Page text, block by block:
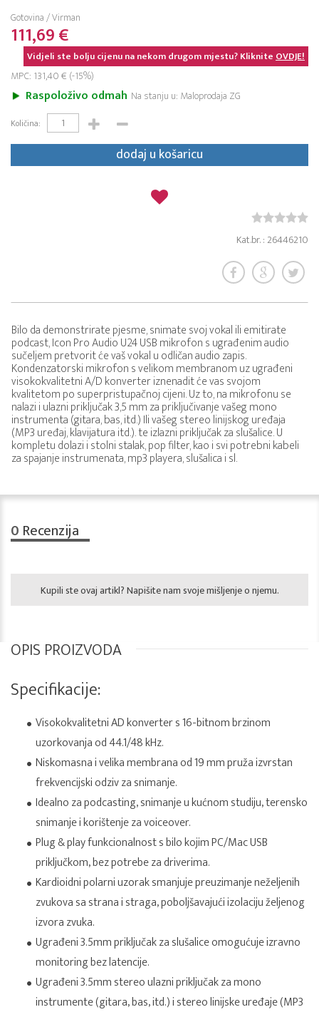
Gotovina / Virman
111,69 €
Vidjeli ste bolju cijenu na nekom drugom mjestu? KlikniteOVDJE!
MPC: 131,40 € (-15%)
Raspoloživo odmah Na stanju u: Maloprodaja ZG
Količina:
dodaj u košaricu
Kat.br. : 26446210
Bilo da demonstrirate pjesme, snimate svoj vokal ili emitirate
podcast, Icon Pro Audio U24 USB mikrofon s ugrađenim audio
sučeljem pretvorit će vaš vokal u odličan audio zapis.
Kondenzatorski mikrofon s velikom membranom uz ugrađeni
visokokvalitetni A/D konverter iznenadit će vas svojom
kvalitetom po superpristupačnoj cijeni. Uz to, na mikrofonu se
nalazi i ulazni priključak 3,5 mm za priključivanje vašeg mono
instrumenta (gitara, bas, itd.) Ili vašeg stereo linijskog uređaja
(MP3 uređaj, klavijatura itd.). te izlazni priključak za slušalice. U
kompletu dolazi i stolni stalak, pop filter, kao i svi potrebni kabeli
za spajanje instrumenata, mp3 playera, slušalica i sl.
0 Recenzija
Kupili ste ovaj artikl? Napišite nam svoje mišljenje o njemu.
OPIS PROIZVODA
Specifikacije:
Visokokvalitetni AD konverter s 16-bitnom brzinom
uzorkovanja od 44.1/48 kHz.
Niskomasna i velika membrana od 19 mm pruža izvrstan
frekvencijski odziv za snimanje.
Idealno za podcasting, snimanje u kućnom studiju, terensko
snimanje i korištenje za voiceover.
Plug & play funkcionalnost s bilo kojim PC/Mac USB
priključkom, bez potrebe za driverima.
Kardioidni polarni uzorak smanjuje preuzimanje neželjenih
zvukova sa strana i straga, poboljšavajući izolaciju željenog
izvora zvuka.
Ugrađeni 3.5mm priključak za slušalice omogućuje izravno
monitoring bez latencije.
Ugrađeni 3.5mm stereo ulazni priključak za mono
instrumente (gitara, bas, itd.) i stereo linijske uređaje (MP3